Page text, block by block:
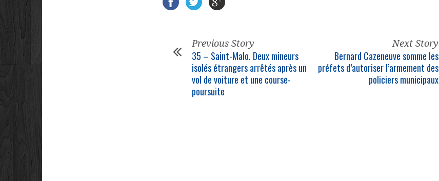
Previous Story
35 – Saint-Malo. Deux mineurs
isolés étrangers arrêtés après un
vol de voiture et une course-
poursuite
Next Story
Bernard Cazeneuve somme les
préfets d’autoriser l’armement des
policiers municipaux